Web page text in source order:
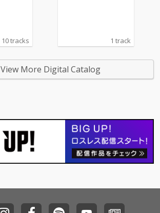
10 tracks 1 track
View More Digital Catalog